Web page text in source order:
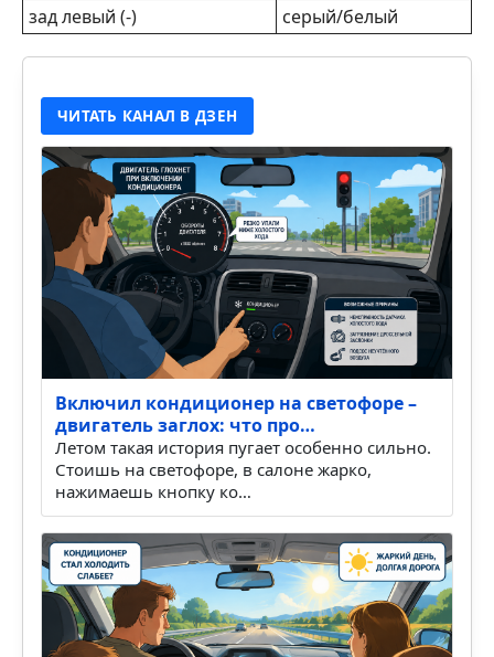
зад левый (-)
серый/белый
ЧИТАТЬ КАНАЛ В ДЗЕН
Включил кондиционер на светофоре –
двигатель заглох: что про…
Летом такая история пугает особенно сильно.
Стоишь на светофоре, в салоне жарко,
нажимаешь кнопку ко…